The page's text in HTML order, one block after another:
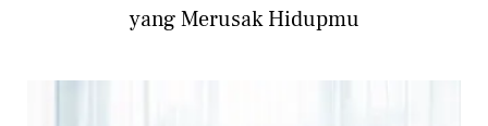
yang Merusak Hidupmu